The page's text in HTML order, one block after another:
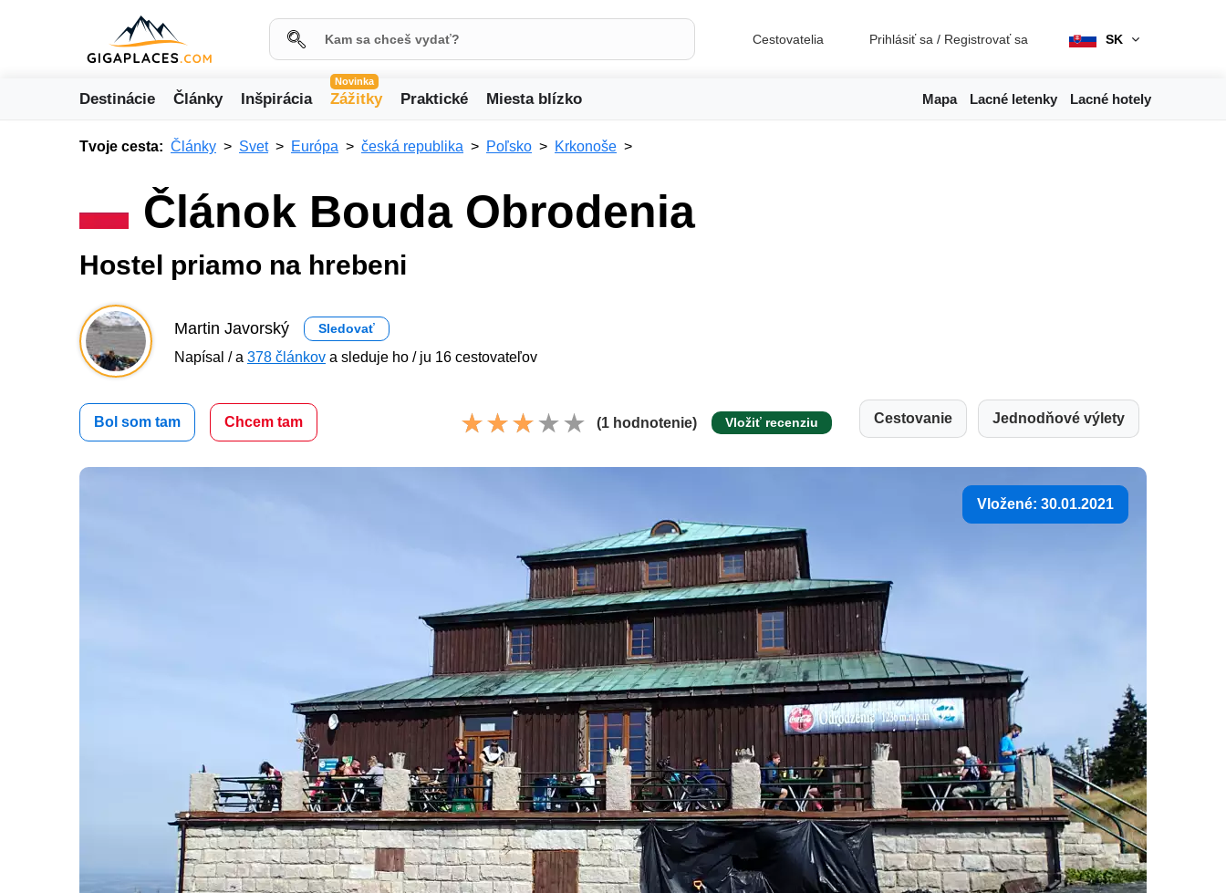
Cestovatelia Prihlásiť sa / Registrovať sa SK
Destinácie Články Inšpirácia
Novinka
Zážitky Praktické Miesta blízko Mapa Lacné letenky Lacné hotely
Tvoje cesta: Články Svet Európa česká republika Poľsko Krkonoše
Článok Bouda Obrodenia
Hostel priamo na hrebeni
Martin Javorský Sledovať
Napísal / a 378 článkov a sleduje ho / ju 16 cestovateľov
Bol som tam Chcem tam (1 hodnotenie) Vložiť recenziu Cestovanie Jednodňové výlety
Vložené: 30.01.2021